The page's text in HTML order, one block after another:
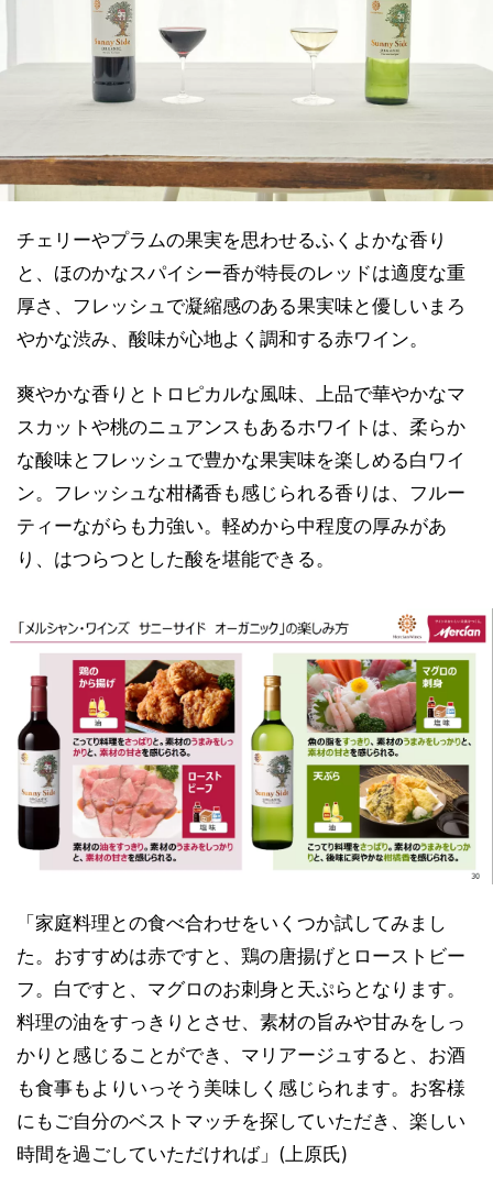
チェリーやプラムの果実を思わせるふくよかな香り
と、ほのかなスパイシー香が特長のレッドは適度な重
厚さ、フレッシュで凝縮感のある果実味と優しいまろ
やかな渋み、酸味が心地よく調和する赤ワイン。
爽やかな香りとトロピカルな風味、上品で華やかなマ
スカットや桃のニュアンスもあるホワイトは、柔らか
な酸味とフレッシュで豊かな果実味を楽しめる白ワイ
ン。フレッシュな柑橘香も感じられる香りは、フルー
ティーながらも力強い。軽めから中程度の厚みがあ
り、はつらつとした酸を堪能できる。
「家庭料理との食べ合わせをいくつか試してみまし
た。おすすめは赤ですと、鶏の唐揚げとローストビー
フ。白ですと、マグロのお刺身と天ぷらとなります。
料理の油をすっきりとさせ、素材の旨みや甘みをしっ
かりと感じることができ、マリアージュすると、お酒
も食事もよりいっそう美味しく感じられます。お客様
にもご自分のベストマッチを探していただき、楽しい
時間を過ごしていただければ」(上原氏)